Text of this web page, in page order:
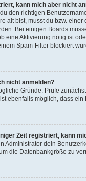
kann mich aber nicht
den richtigen
alt bist, musst du bzw.
Bei einigen Boards
eine Aktivierung nötig ist
Spam-Filter blockiert
nicht anmelden?
Gründe. Prüfe
ebenfalls möglich, dass
Zeit registriert, kann
Administrator dein
die Datenbankgröße zu